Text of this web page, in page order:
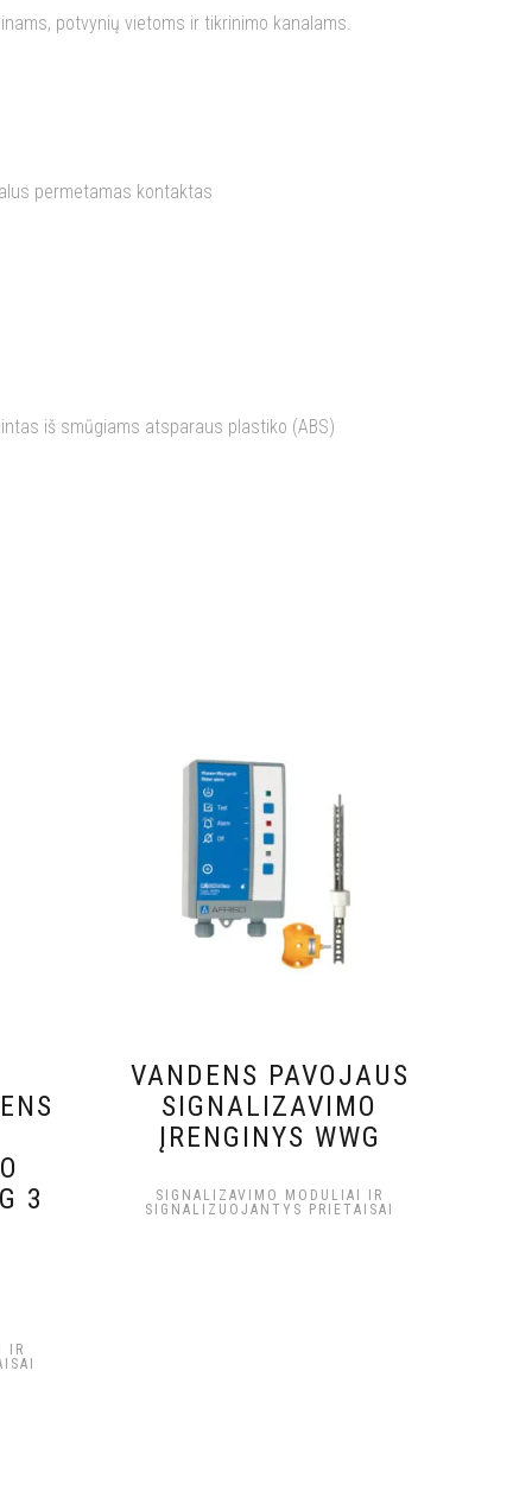
potvynių vietoms ir tikrinimo kanalams.
permetamas kontaktas
iš smūgiams atsparaus plastiko (ABS)
3
IR
VANDENS PAVOJAUS
SIGNALIZAVIMO
ĮRENGINYS WWG
SIGNALIZAVIMO MODULIAI IR
SIGNALIZUOJANTYS PRIETAISAI